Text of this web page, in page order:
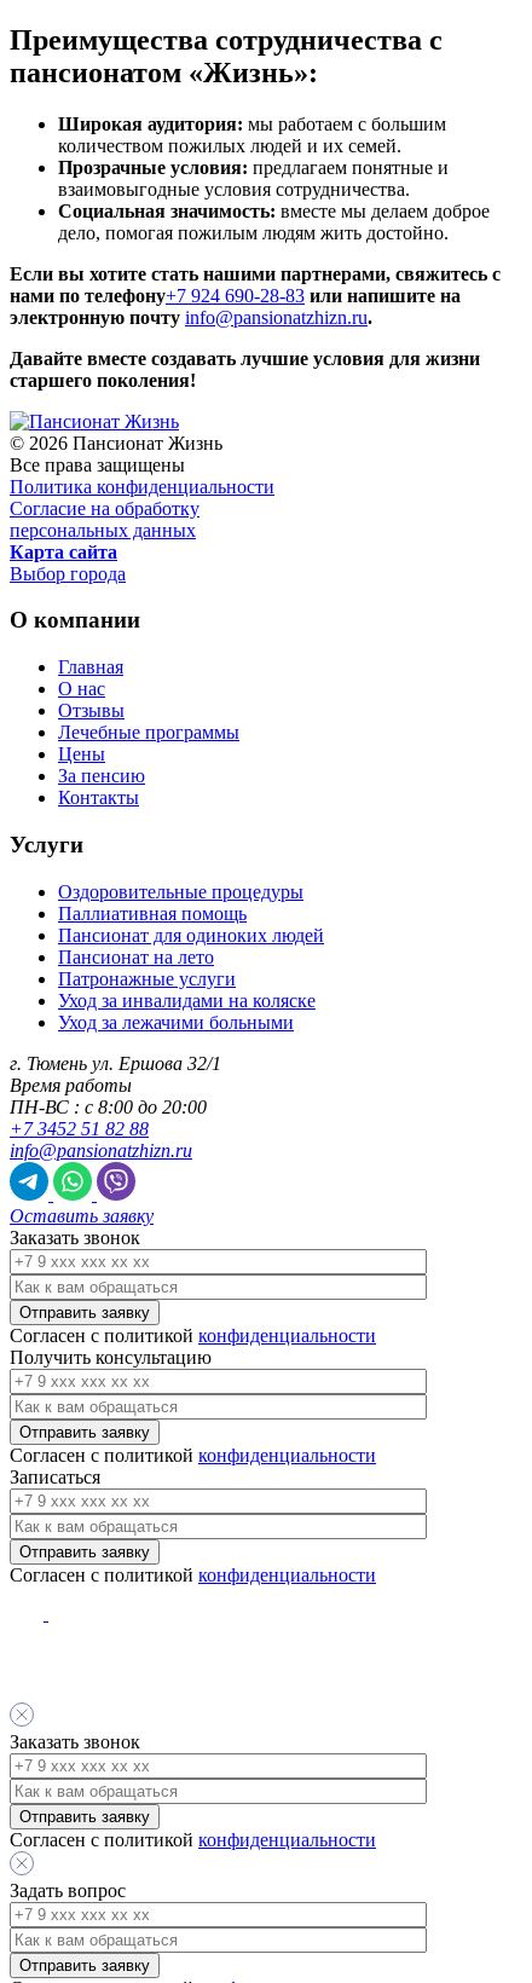
Преимущества сотрудничества с
пансионатом «Жизнь»:
Широкая аудитория: мы работаем с большим
количеством пожилых людей и их семей.
Прозрачные условия: предлагаем понятные и
взаимовыгодные условия сотрудничества.
Социальная значимость: вместе мы делаем доброе
дело, помогая пожилым людям жить достойно.
Если вы хотите стать нашими партнерами, свяжитесь с
нами по телефону+7 924 690-28-83 или напишите на
электронную почту info@pansionatzhizn.ru​.
Давайте вместе создавать лучшие условия для жизни
старшего поколения!
© 2026 Пансионат Жизнь
Все права защищены
Политика конфиденциальности
Согласие на обработку
персональных данных
Карта сайта
Выбор города
О компании
Главная
О нас
Отзывы
Лечебные программы
Цены
За пенсию
Контакты
Услуги
Оздоровительные процедуры
Паллиативная помощь
Пансионат для одиноких людей
Пансионат на лето
Патронажные услуги
Уход за инвалидами на коляске
Уход за лежачими больными
г. Тюмень ул. Ершова 32/1
Время работы
ПН-ВС : с 8:00 до 20:00
+7 3452 51 82 88
info@pansionatzhizn.ru
Оставить заявку
Заказать звонок
Согласен с политикой конфиденциальности
Получить консультацию
Согласен с политикой конфиденциальности
Записаться
Согласен с политикой конфиденциальности
Заказать звонок
Согласен с политикой конфиденциальности
Задать вопрос